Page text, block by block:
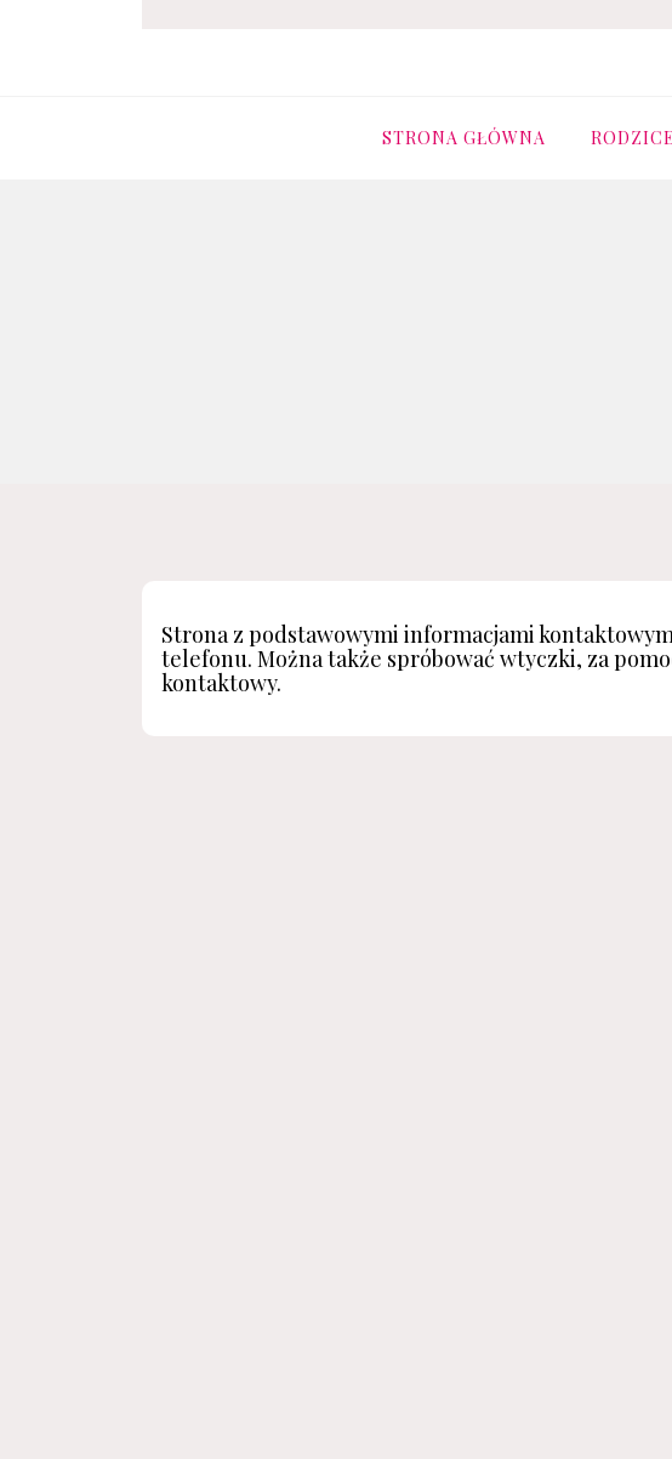
STRONA GŁÓWNA RODZICE
Strona z podstawowymi informacjami
telefonu. Można także spróbować wtyczki, za
kontaktowy.